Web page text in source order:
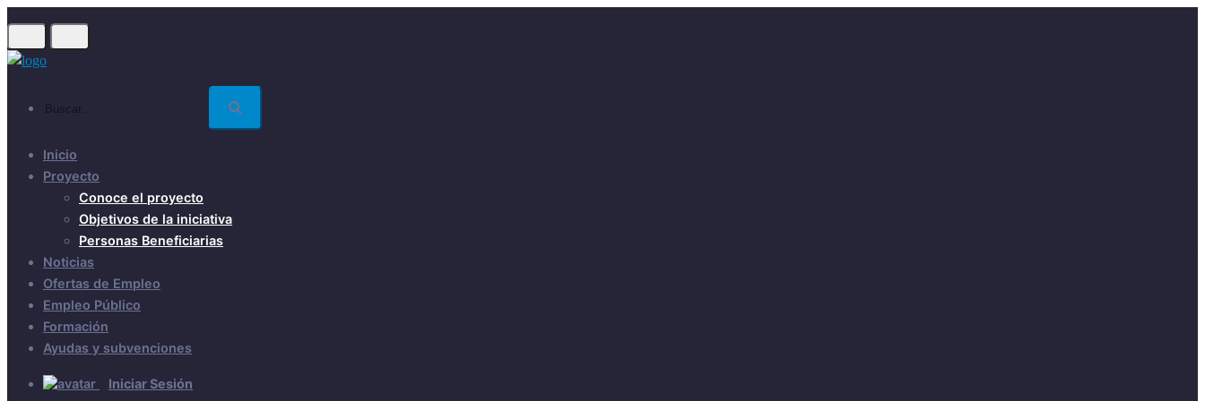
main
Inicio
Proyecto
Conoce el proyecto
Objetivos de la iniciativa
Personas Beneficiarias
Noticias
Ofertas de Empleo
Empleo Público
Formación
Ayudas y subvenciones
Iniciar Sesión